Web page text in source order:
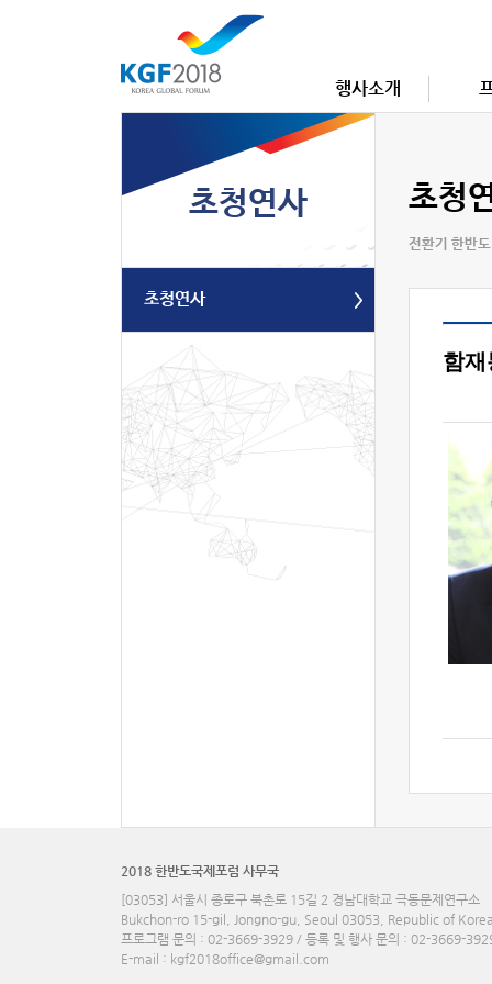
행사소개
초청연사
초청연사
초청
전환기 한반
함재
2018 한반도국제포럼 사무국
[03053] 서울시 종로구 북촌로 15길 2 경남대학교 극동문제연구소
Bukchon-ro 15-gil, Jongno-gu, Seoul 03053, Republic of
프로그램 문의 : 02-3669-3929 / 등록 및 행사 문의 : 02-3669-
E-mail : kgf2018office@gmail.com